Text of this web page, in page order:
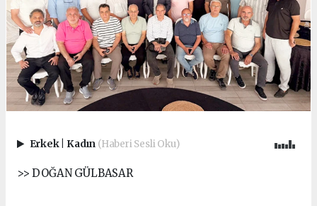
Erkek Kadın (Haberi Sesli Oku)
>> DOĞAN GÜLBASAR